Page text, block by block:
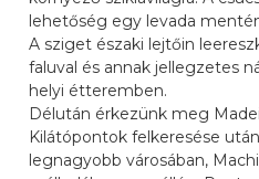
lehetőség egy levada
A sziget északi lejtőin
faluval és annak jellegzetes
helyi étteremben.
Délután érkezünk meg
Kilátópontok felkeresése
legnagyobb városában,